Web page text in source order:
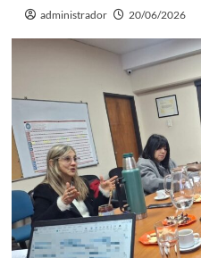
administrador 20/06/2026